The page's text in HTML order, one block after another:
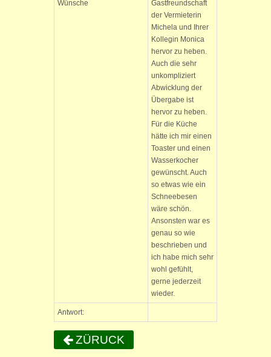
Wünsche
Gastfreundschaft
der Vermieterin
Michela und Ihrer
Kollegin Monica
hervor zu heben.
Auch die sehr
unkompliziert
Abwicklung der
Übergabe ist
hervor zu heben.
Für die Küche
hätte ich mir einen
Toaster und einen
Wasserkocher
gewünscht. Auch
so etwas wie ein
Schneebesen
wäre schön.
Ansonsten war es
genau so wie
beschrieben und
ich habe mich sehr
wohl gefühlt,
gerne jederzeit
wieder.
Antwort:
ZÜRUCK